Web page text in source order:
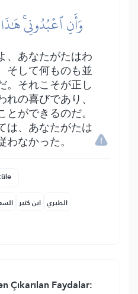
وَأَنِ ٱعۡبُدُونِيۚ
、あなたがたはわ
そして何ものも並
。それこそが正し
れの喜びであり、
とができるのだ。
は、あなたがたは
わなかった。
ابن كثير الطبري
Çıkarılan Faydalar: